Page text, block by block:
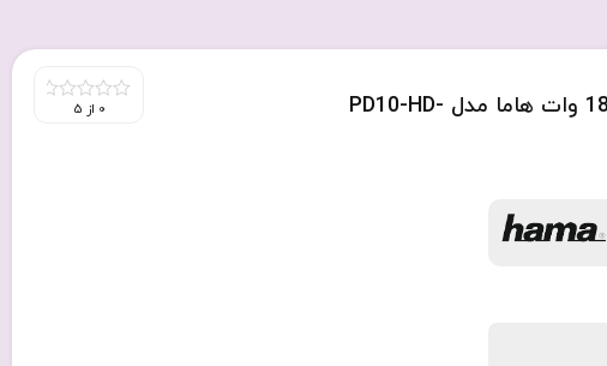
پاوربانک 10000 میلی آمپر ساعت 18 وات هاما مدل PD10-HD-
0 از 5